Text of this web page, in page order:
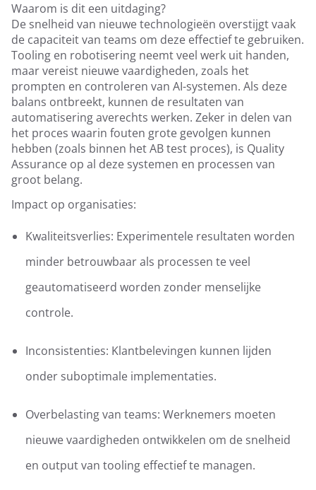
Waarom is dit een uitdaging?
De snelheid van nieuwe technologieën overstijgt vaak
de capaciteit van teams om deze effectief te gebruiken.
Tooling en robotisering neemt veel werk uit handen,
maar vereist nieuwe vaardigheden, zoals het
prompten en controleren van AI-systemen. Als deze
balans ontbreekt, kunnen de resultaten van
automatisering averechts werken. Zeker in delen van
het proces waarin fouten grote gevolgen kunnen
hebben (zoals binnen het AB test proces), is Quality
Assurance op al deze systemen en processen van
groot belang.
Impact op organisaties:
Kwaliteitsverlies: Experimentele resultaten worden
minder betrouwbaar als processen te veel
geautomatiseerd worden zonder menselijke
controle.
Inconsistenties: Klantbelevingen kunnen lijden
onder suboptimale implementaties.
Overbelasting van teams: Werknemers moeten
nieuwe vaardigheden ontwikkelen om de snelheid
en output van tooling effectief te managen.